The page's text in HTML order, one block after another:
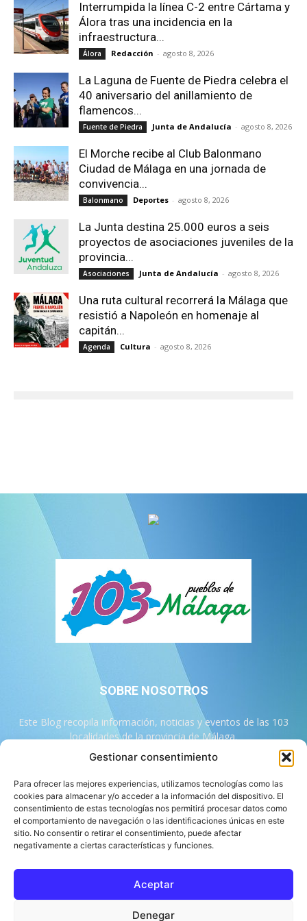
Gestionar consentimiento
Para ofrecer las mejores experiencias, utilizamos tecnologías como las
cookies para almacenar y/o acceder a la información del dispositivo. El
consentimiento de estas tecnologías nos permitirá procesar datos como
el comportamiento de navegación o las identificaciones únicas en este
sitio. No consentir o retirar el consentimiento, puede afectar
negativamente a ciertas características y funciones.
Aceptar
Denegar
Interrumpida la línea C-2 entre Cártama y
Álora tras una incidencia en la
infraestructura...
Álora Redacción - agosto 8, 2026
La Laguna de Fuente de Piedra celebra el
40 aniversario del anillamiento de
flamencos...
Fuente de Piedra Junta de Andalucía - agosto 8, 2026
El Morche recibe al Club Balonmano
Ciudad de Málaga en una jornada de
convivencia...
Balonmano Deportes - agosto 8, 2026
La Junta destina 25.000 euros a seis
proyectos de asociaciones juveniles de la
provincia...
Asociaciones Junta de Andalucía - agosto 8, 2026
Una ruta cultural recorrerá la Málaga que
resistió a Napoleón en homenaje al
capitán...
Agenda Cultura - agosto 8, 2026
SOBRE NOSOTROS
Este Blog recopila información, noticias y eventos de las 103
localidades de la provincia de Málaga.
Contáctanos: info@103malaga.com
SÍGUENOS
Equipo de 103 Málaga